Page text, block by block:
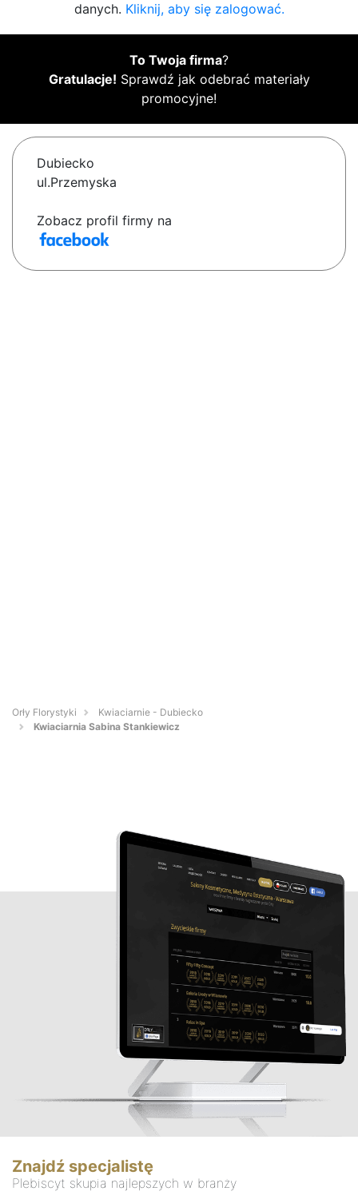
danych. Kliknij, aby się zalogować.
To Twoja firma?
Gratulacje! Sprawdź jak odebrać materiały
promocyjne!
Dubiecko
ul.Przemyska
Zobacz profil firmy na
Orły Florystyki
Kwiaciarnie - Dubiecko
Kwiaciarnia Sabina Stankiewicz
Znajdź specjalistę
Plebiscyt skupia najlepszych w branży